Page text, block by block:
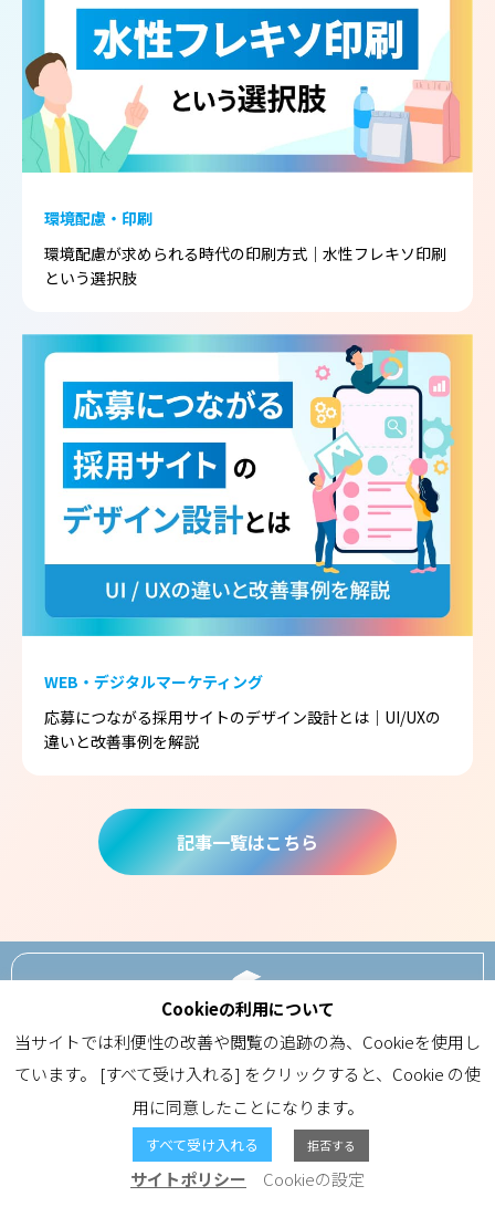
環境配慮・印刷
環境配慮が求められる時代の印刷方式｜水性フレキソ印刷
という選択肢
WEB・デジタルマーケティング
応募につながる採用サイトのデザイン設計とは｜UI/UXの
違いと改善事例を解説
記事一覧はこちら
ABOUT
CONTACT
Copyright(c) SEKI Co.,LTD. All Right Reserved.
Cookieの利用について
当サイトでは利便性の改善や閲覧の追跡の為、Cookieを使用し
ています。 [すべて受け入れる] をクリックすると、Cookie の使
用に同意したことになります。
すべて受け入れる 拒否する
サイトポリシー Cookieの設定